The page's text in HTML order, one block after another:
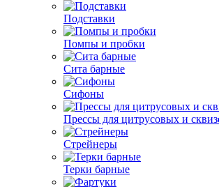
Подставки
Помпы и пробки
Сита барные
Сифоны
Прессы для цитрусовых и
Стрейнеры
Терки барные